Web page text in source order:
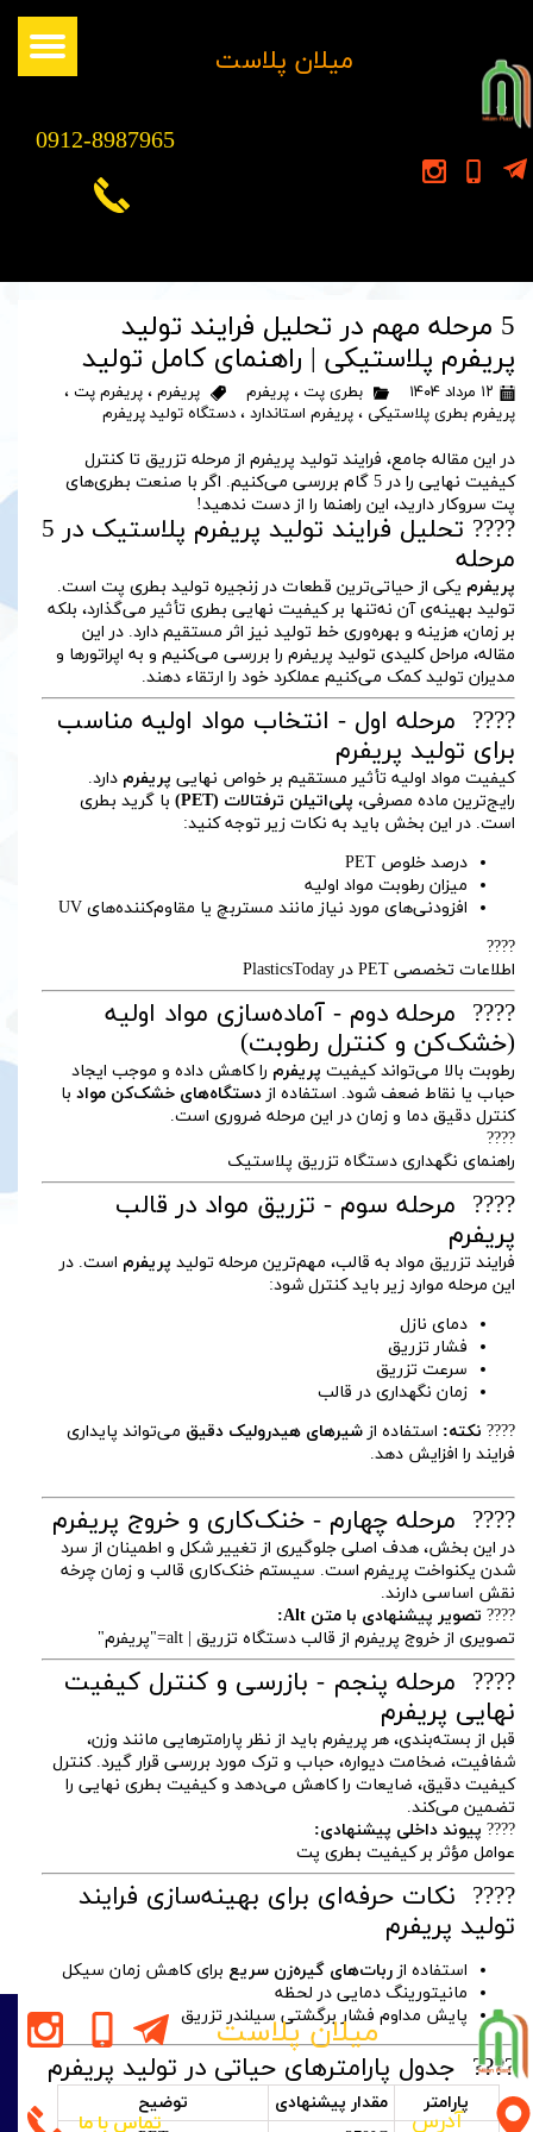
​میلان پلاست
0912-8987965
5 مرحله مهم در تحلیل فرایند تولید
پریفرم پلاستیکی | راهنمای کامل تولید
۱۲ مرداد ۱۴۰۴ بطری پت ، پریفرم پریفرم ، پریفرم پت ،
پریفرم بطری پلاستیکی ، پریفرم استاندارد ، دستگاه تولید پریفرم
در این مقاله جامع، فرایند تولید پریفرم از مرحله تزریق تا کنترل
کیفیت نهایی را در 5 گام بررسی می‌کنیم. اگر با صنعت بطری‌های
پت سروکار دارید، این راهنما را از دست ندهید!
???? تحلیل فرایند تولید پریفرم پلاستیک در 5
مرحله
پریفرم یکی از حیاتی‌ترین قطعات در زنجیره تولید بطری پت است.
تولید بهینه‌ی آن نه‌تنها بر کیفیت نهایی بطری تأثیر می‌گذارد، بلکه
بر زمان، هزینه و بهره‌وری خط تولید نیز اثر مستقیم دارد. در این
مقاله، مراحل کلیدی تولید پریفرم را بررسی می‌کنیم و به اپراتورها و
مدیران تولید کمک می‌کنیم عملکرد خود را ارتقاء دهند.
???? مرحله اول - انتخاب مواد اولیه مناسب
برای تولید پریفرم
کیفیت مواد اولیه تأثیر مستقیم بر خواص نهایی پریفرم دارد.
رایج‌ترین ماده مصرفی، پلی‌اتیلن ترفتالات (PET)
با گرید بطری
است. در این بخش باید به نکات زیر توجه کنید:
درصد خلوص PET
میزان رطوبت مواد اولیه
افزودنی‌های مورد نیاز مانند مستربچ یا مقاوم‌کننده‌های UV
????
اطلاعات تخصصی PET در PlasticsToday
???? مرحله دوم - آماده‌سازی مواد اولیه
(خشک‌کن و کنترل رطوبت)
رطوبت بالا می‌تواند کیفیت پریفرم را کاهش داده و موجب ایجاد
حباب یا نقاط ضعف شود. استفاده از دستگاه‌های خشک‌کن مواد با
کنترل دقیق دما و زمان در این مرحله ضروری است.
????
راهنمای نگهداری دستگاه تزریق پلاستیک
???? مرحله سوم - تزریق مواد در قالب
پریفرم
فرایند تزریق مواد به قالب، مهم‌ترین مرحله تولید پریفرم است. در
این مرحله موارد زیر باید کنترل شود:
دمای نازل
فشار تزریق
سرعت تزریق
زمان نگهداری در قالب
???? نکته: استفاده از شیرهای هیدرولیک دقیق می‌تواند پایداری
فرایند را افزایش دهد.
???? مرحله چهارم - خنک‌کاری و خروج پریفرم
در این بخش، هدف اصلی جلوگیری از تغییر شکل و اطمینان از سرد
شدن یکنواخت پریفرم است. سیستم خنک‌کاری قالب و زمان چرخه
نقش اساسی دارند.
???? تصویر پیشنهادی با متن Alt:
تصویری از خروج پریفرم از قالب دستگاه تزریق | alt="پریفرم"
???? مرحله پنجم - بازرسی و کنترل کیفیت
نهایی پریفرم
قبل از بسته‌بندی، هر پریفرم باید از نظر پارامترهایی مانند وزن،
شفافیت، ضخامت دیواره، حباب و ترک مورد بررسی قرار گیرد. کنترل
کیفیت دقیق، ضایعات را کاهش می‌دهد و کیفیت بطری نهایی را
تضمین می‌کند.
???? پیوند داخلی پیشنهادی:
عوامل مؤثر بر کیفیت بطری پت
???? نکات حرفه‌ای برای بهینه‌سازی فرایند
تولید پریفرم
استفاده از ربات‌های گیره‌زن سریع برای کاهش زمان سیکل
مانیتورینگ دمایی در لحظه
پایش مداوم فشار برگشتی سیلندر تزریق
???? جدول پارامترهای حیاتی در تولید پریفرم
پارامتر مقدار پیشنهادی
توضیح
تماس با ما
میلان پلاست
آدرس